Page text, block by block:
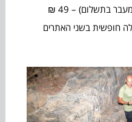
תפוחים במטע העליון (תוספת פרי מעבר בתשלום) – 49 ₪
כולל אכילה חופשית בשני האתרים